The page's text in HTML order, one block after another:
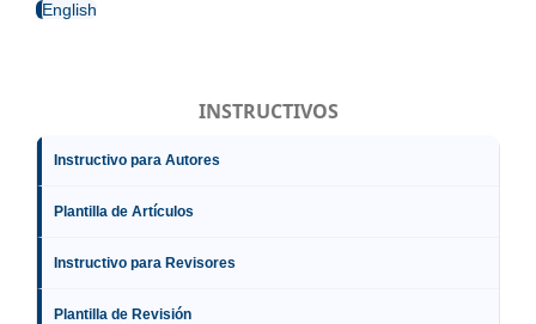
English
INSTRUCTIVOS
Instructivo para Autores
Plantilla de Artículos
Instructivo para Revisores
Plantilla de Revisión